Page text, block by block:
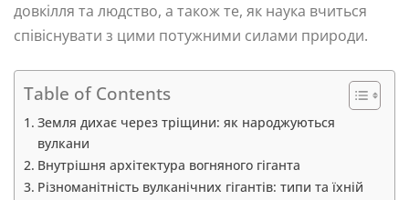
довкілля та людство, а також те, як наука вчиться
співіснувати з цими потужними силами природи.
Table of Contents
Земля дихає через тріщини: як народжуються
вулкани
Внутрішня архітектура вогняного гіганта
Різноманітність вулканічних гігантів: типи та їхній